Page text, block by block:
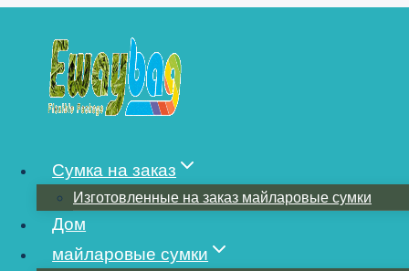
содержимому
Сумка на заказ
Изготовленные на заказ майларовые сумки
Дом
майларовые сумки
ПЕЧАТЬ
РЕШЕНИЙ